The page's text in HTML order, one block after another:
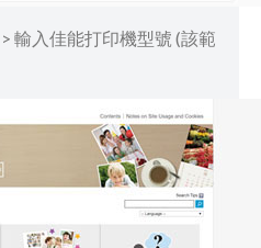
輸入佳能打印機型號 (該範